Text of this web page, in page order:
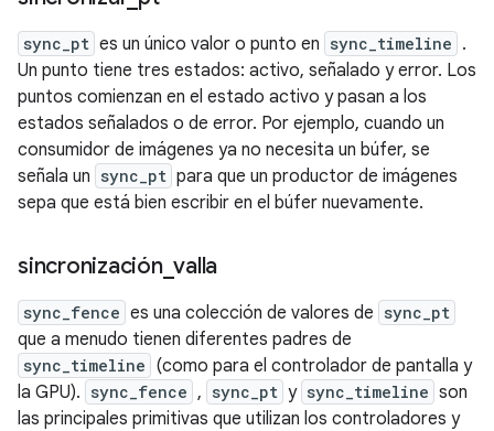
sync_pt es un único valor o punto en sync_timeline .
Un punto tiene tres estados: activo, señalado y error. Los
puntos comienzan en el estado activo y pasan a los
estados señalados o de error. Por ejemplo, cuando un
consumidor de imágenes ya no necesita un búfer, se
señala un sync_pt para que un productor de imágenes
sepa que está bien escribir en el búfer nuevamente.
sincronización_valla
sync_fence es una colección de valores de sync_pt
que a menudo tienen diferentes padres de
sync_timeline (como para el controlador de pantalla y
la GPU). sync_fence , sync_pt y sync_timeline son
las principales primitivas que utilizan los controladores y